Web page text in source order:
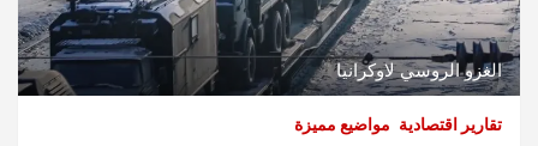
الغزو الروسي لاوكرانيا
تقارير اقتصادية مواضيع مميزة